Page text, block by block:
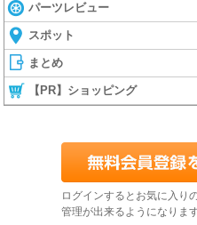
パーツレビュー
スポット
まとめ
【PR】ショッピング
ログインするとお気に入り
管理が出来るようになりま